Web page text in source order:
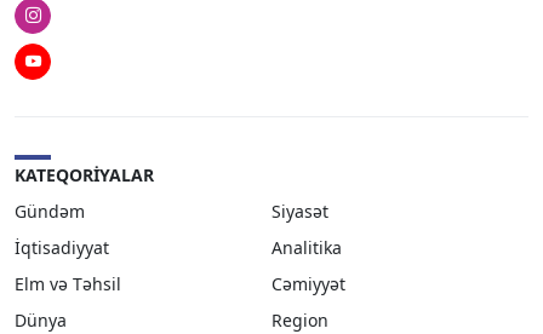
Instagram
Youtube
KATEQORIYALAR
Gündəm
Siyasət
İqtisadiyyat
Analitika
Elm və Təhsil
Cəmiyyət
Dünya
Region